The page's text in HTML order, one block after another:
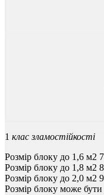
1 клас зламостійкості
Розмір блоку до 1,6 м2
Розмір блоку до 1,8 м2
Розмір блоку до 2,0 м2
Розмір блоку може